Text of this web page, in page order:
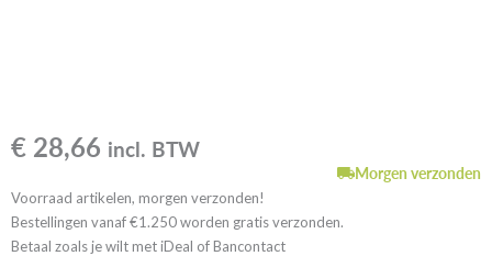
€ 28,66 incl. BTW
Morgen verzonden
Voorraad artikelen, morgen verzonden!
Bestellingen vanaf €1.250 worden gratis verzonden.
Betaal zoals je wilt met iDeal of Bancontact